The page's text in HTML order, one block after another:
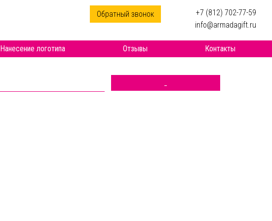
Обратный звонок
+7 (812) 702-77-59
info@armadagift.ru
Нанесение логотипа Отзывы Контакты